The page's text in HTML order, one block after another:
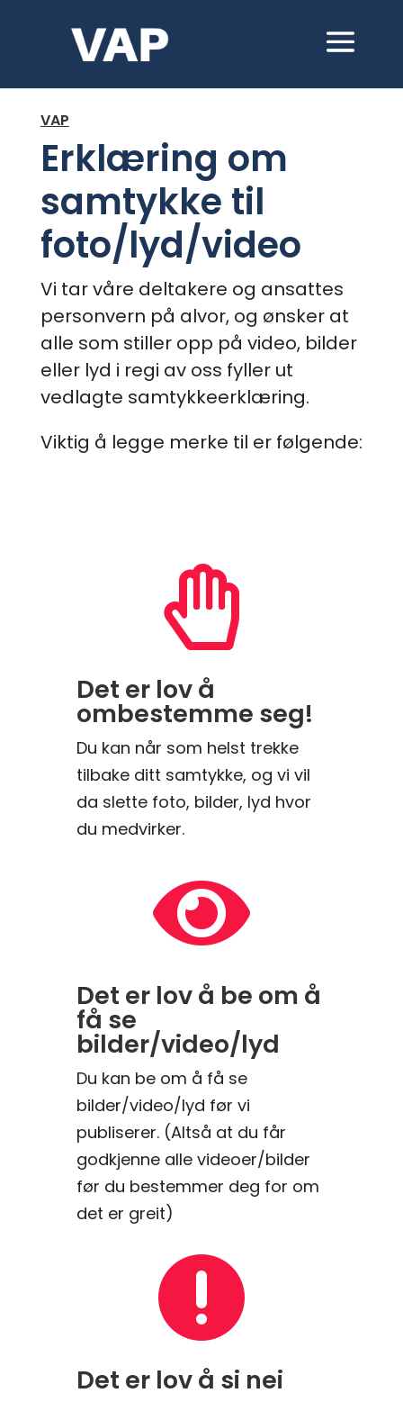
VAP
Erklæring om
samtykke til
foto/lyd/video
Vi tar våre deltakere og ansattes
personvern på alvor, og ønsker at
alle som stiller opp på video, bilder
eller lyd i regi av oss fyller ut
vedlagte samtykkeerklæring.
Viktig å legge merke til er følgende:

Det er lov å
ombestemme seg!
Du kan når som helst trekke
tilbake ditt samtykke, og vi vil
da slette foto, bilder, lyd hvor
du medvirker.

Det er lov å be om å
få se
bilder/video/lyd
Du kan be om å få se
bilder/video/lyd før vi
publiserer. (Altså at du får
godkjenne alle videoer/bilder
før du bestemmer deg for om
det er greit)

Det er lov å si nei